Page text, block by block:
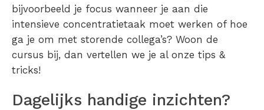
bijvoorbeeld je focus wanneer je aan die
intensieve concentratietaak moet werken of hoe
ga je om met storende collega’s? Woon de
cursus bij, dan vertellen we je al onze tips &
tricks!
Dagelijks handige inzichten?